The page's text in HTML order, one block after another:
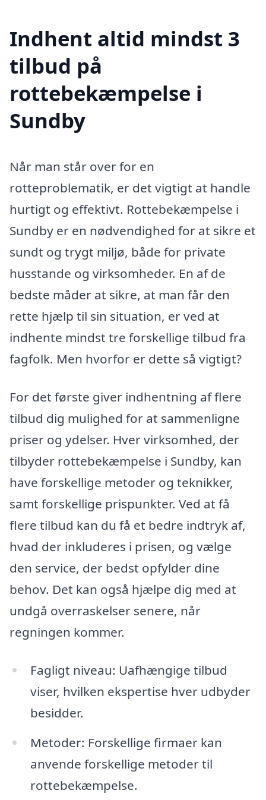
Indhent altid mindst 3
tilbud på
rottebekæmpelse i
Sundby
Når man står over for en
rotteproblematik, er det vigtigt at handle
hurtigt og effektivt. Rottebekæmpelse i
Sundby er en nødvendighed for at sikre et
sundt og trygt miljø, både for private
husstande og virksomheder. En af de
bedste måder at sikre, at man får den
rette hjælp til sin situation, er ved at
indhente mindst tre forskellige tilbud fra
fagfolk. Men hvorfor er dette så vigtigt?
For det første giver indhentning af flere
tilbud dig mulighed for at sammenligne
priser og ydelser. Hver virksomhed, der
tilbyder rottebekæmpelse i Sundby, kan
have forskellige metoder og teknikker,
samt forskellige prispunkter. Ved at få
flere tilbud kan du få et bedre indtryk af,
hvad der inkluderes i prisen, og vælge
den service, der bedst opfylder dine
behov. Det kan også hjælpe dig med at
undgå overraskelser senere, når
regningen kommer.
Fagligt niveau: Uafhængige tilbud
viser, hvilken ekspertise hver udbyder
besidder.
Metoder: Forskellige firmaer kan
anvende forskellige metoder til
rottebekæmpelse.